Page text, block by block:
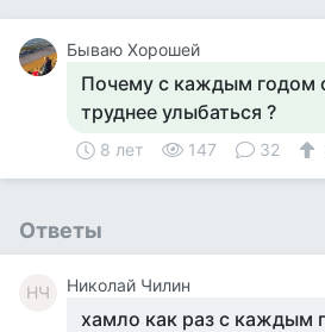
Бываю Хорошей
Почему с каждым годом
труднее улыбаться ?
8 лет 147 32
Ответы
НЧ Николай Чилин
хамло как раз с каждым